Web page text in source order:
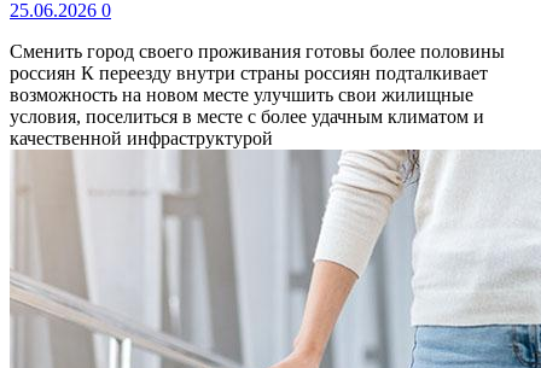
25.06.2026 0
Сменить город своего проживания готовы более половины
россиян К переезду внутри страны россиян подталкивает
возможность на новом месте улучшить свои жилищные
условия, поселиться в месте с более удачным климатом и
качественной инфраструктурой